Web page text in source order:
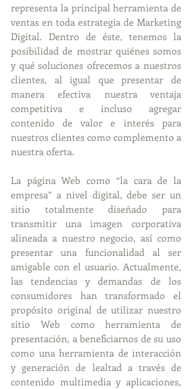
representa la principal herramienta de
ventas en toda estrategia de Marketing
Digital. Dentro de éste, tenemos la
posibilidad de mostrar quiénes somos
y qué soluciones ofrecemos a nuestros
clientes, al igual que presentar de
manera efectiva nuestra ventaja
competitiva e incluso agregar
contenido de valor e interés para
nuestros clientes como complemento a
nuestra oferta.
La página Web como “la cara de la
empresa” a nivel digital, debe ser un
sitio totalmente diseñado para
transmitir una imagen corporativa
alineada a nuestro negocio, así como
presentar una funcionalidad al ser
amigable con el usuario. Actualmente,
las tendencias y demandas de los
consumidores han transformado el
propósito original de utilizar nuestro
sitio Web como herramienta de
presentación, a beneficiarnos de su uso
como una herramienta de interacción
y generación de lealtad a través de
contenido multimedia y aplicaciones,